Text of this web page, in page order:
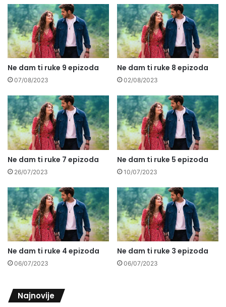
Ne dam ti ruke 9 epizoda
07/08/2023
Ne dam ti ruke 8 epizoda
02/08/2023
Ne dam ti ruke 7 epizoda
26/07/2023
Ne dam ti ruke 5 epizoda
10/07/2023
Ne dam ti ruke 4 epizoda
06/07/2023
Ne dam ti ruke 3 epizoda
06/07/2023
Najnovije